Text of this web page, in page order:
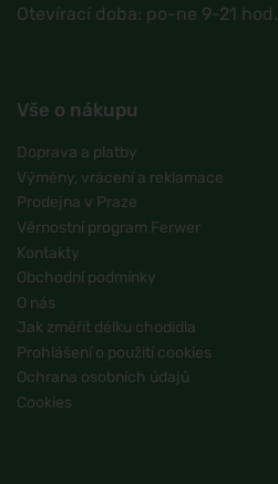
Otevírací doba: po-ne 9-21 hod.
Vše o nákupu
Doprava a platby
Výměny, vrácení a reklamace
Prodejna v Praze
Věrnostní program Ferwer
Kontakty
Obchodní podmínky
O nás
Jak změřit délku chodidla
Prohlášení o použití cookies
Ochrana osobních údajů
Cookies